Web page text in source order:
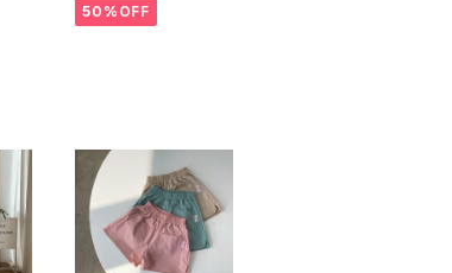
50%OFF